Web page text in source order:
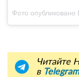
Фото
Читайте
в Telegram